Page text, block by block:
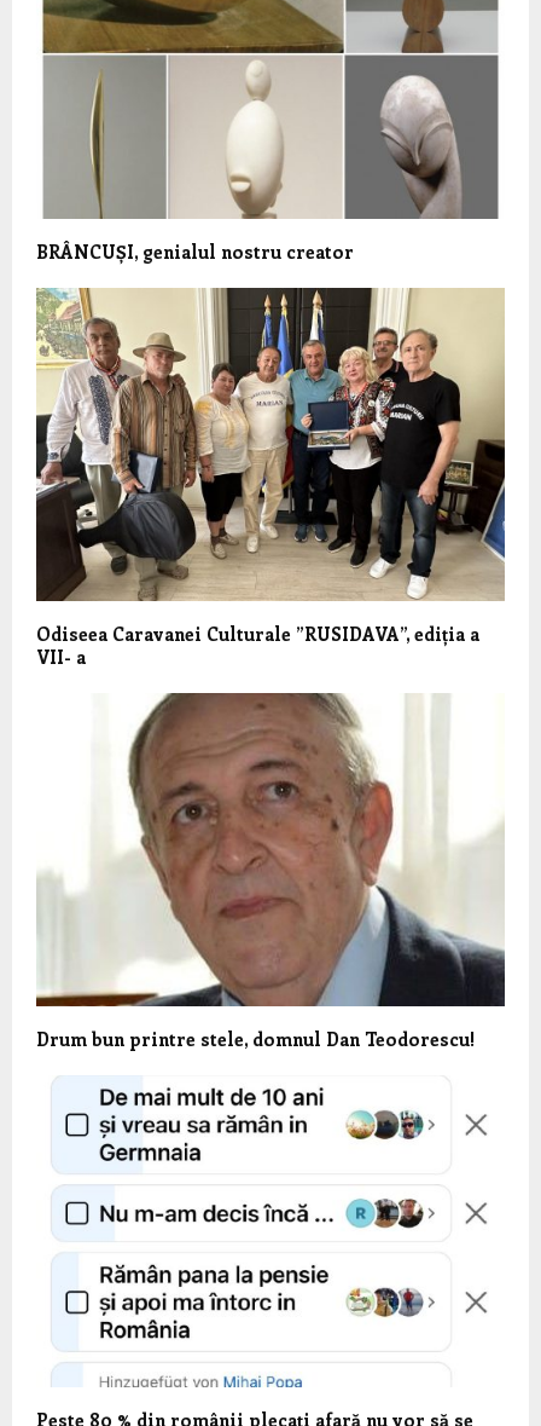
BRÂNCUȘI, genialul nostru creator
Odiseea Caravanei Culturale ”RUSIDAVA”, ediția a
VII- a
Drum bun printre stele, domnul Dan Teodorescu!
Peste 80 % din românii plecați afară nu vor să se